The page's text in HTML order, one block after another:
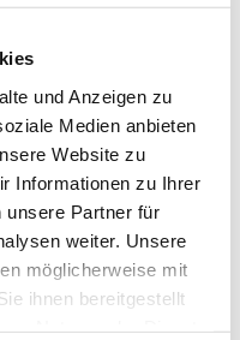
und Anzeigen zu
Medien anbieten
Website zu
Informationen zu Ihrer
unsere Partner für
weiter. Unsere
möglicherweise mit
ihnen bereitgestellt
Absolute R1 mit PVC-Klemmträgern und Seitenführung
Seitenführung